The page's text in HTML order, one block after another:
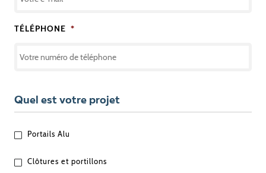
TÉLÉPHONE *
Quel est votre projet
QUEL
VOTRE
PROJET
Portails Alu
Clôtures et portillons